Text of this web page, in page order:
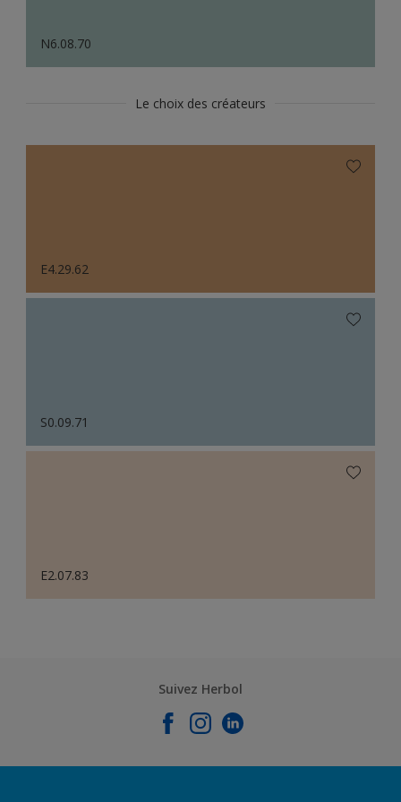
N6.08.70
Le choix des créateurs
E4.29.62
S0.09.71
E2.07.83
Suivez Herbol